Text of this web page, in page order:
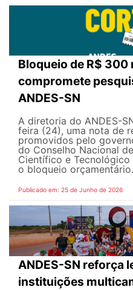
Bloqueio de R$ 300
compromete
ANDES-SN
A diretoria do ANDES-
feira (24), uma nota de
promovidos pelo
do Conselho Nacional
Científico e
o bloqueio
Publicado em: 25 de Junho de 2026
ANDES-SN reforça
instituições